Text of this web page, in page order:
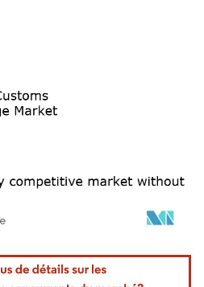
nécessite une attribution sous CC BY